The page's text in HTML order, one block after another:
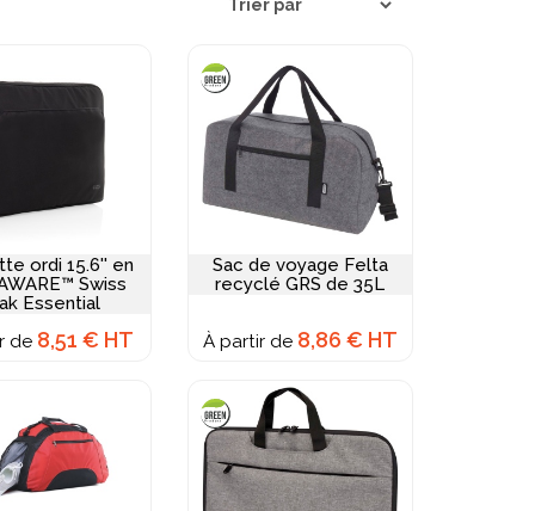
roulettes déplacements, sacs de sport
Les matières conditionnent durabilité et
nylon technique robuste, cuir
Les capacités s'adaptent aux usages :
quotidien, ou généreux 40-80L voyages
séries, broderie premium noble
ou impression sublimation couverture
gamme de bagagerie.
ordi 15.6'' en
Swiss
Essential
de 8,51 € HT
Sac de voyage Felta
recyclé GRS de 35L
À partir de 8,86 € HT